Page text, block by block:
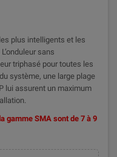
plus intelligents et les
sans
triphasé pour toutes les
système, une large plage
lui assurent un maximum
gamme SMA sont de 7 à 9